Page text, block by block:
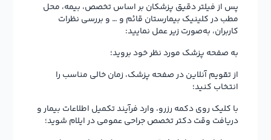
پس از فیلتر دقیق پزشکان بر اساس تخصص، بیمه، محل
مطب در کلینیک بیمارستان قائم و … و بررسی نظرات
کاربران، به‌صورت زیر عمل نمایید:
به صفحه پزشک مورد نظر خود بروید؛
از تقویم آنلاین در صفحه پزشک، زمان خالی مناسب را
انتخاب کنید؛
با کلیک روی دکمه رزرو، وارد فرآیند تکمیل اطلاعات بیمار و
دریافت وقت دکتر تخصص جراحی عمومی در ایلام شوید؛